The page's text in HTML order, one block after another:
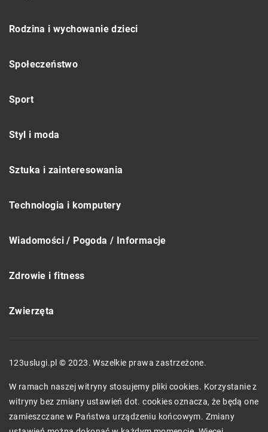
Rodzina i wychowanie dzieci
Społeczeństwo
Sport
Styl i moda
Sztuka i zainteresowania
Technologia i komputery
Wiadomości / Pogoda / Informacje
Zdrowie i fitness
Zwierzęta
123uslugi.pl © 2023. Wszelkie prawa zastrzeżone.
W ramach naszej witryny stosujemy pliki cookies. Korzystanie z
witryny bez zmiany ustawień dot. cookies oznacza, że będą one
zamieszczane w Państwa urządzeniu końcowym. Zmiany